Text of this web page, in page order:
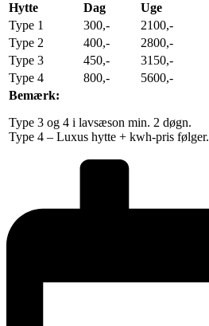
Hytte Dag
Uge
Type 1
300,-
2100,-
Type 2
400,-
2800,-
Type 3
450,-
3150,-
Type 4
800,-
5600,-
Bemærk:
Type 3 og 4 i lavsæson min. 2 døgn.
Type 4 – Luxus hytte + kwh-pris følger.